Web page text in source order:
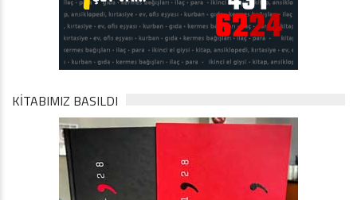
KİTABIMIZ BASILDI